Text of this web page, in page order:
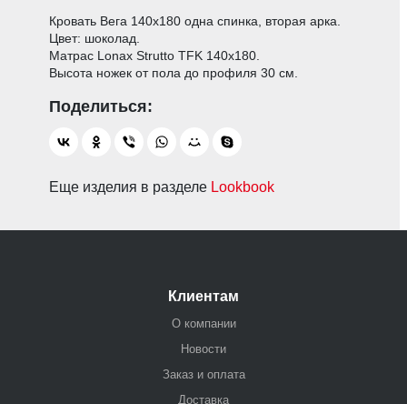
Кровать Вега 140х180 одна спинка, вторая арка.
Цвет: шоколад.
Матрас Lonax Strutto TFK 140х180.
Высота ножек от пола до профиля 30 см.
Еще изделия в разделе Lookbook
Клиентам
О компании
Новости
Заказ и оплата
Доставка